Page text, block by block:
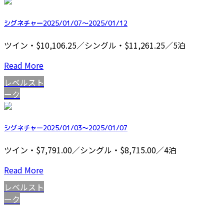
シグネチャー2025/01/07～2025/01/12
ツイン・$10,106.25／シングル・$11,261.25／5泊
Read More
レベルスト
ーク
シグネチャー2025/01/03～2025/01/07
ツイン・$7,791.00／シングル・$8,715.00／4泊
Read More
レベルスト
ーク